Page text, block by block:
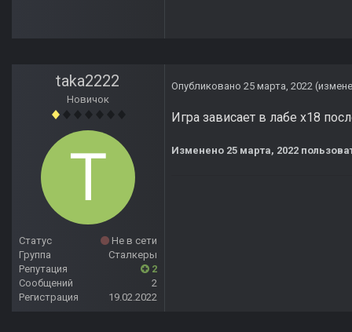
taka2222
Новичок
Статус
Не в сети
Группа
Сталкеры
Репутация
2
Сообщений
2
Регистрация
19.02.2022
Опубликовано 25 марта, 2022
Игра зависает в лабе х18
Изменено 25 марта, 2022